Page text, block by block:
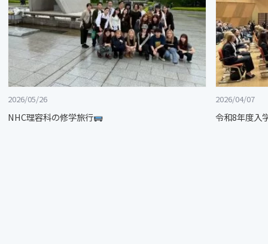
2026/05/26
NHC理容科の修学旅行
2026/04/07
令和8年度入